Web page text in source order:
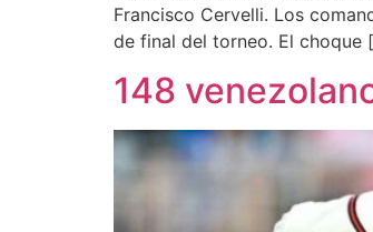
Francisco Cervelli. Los
de final del torneo. El choque
148